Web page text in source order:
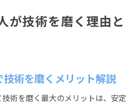
地域社会で評価される背景
で得られる職人の魅力
する職人の役割とは何か
で広がる職人の交流と成長
が技術を磨く理由と
術を磨くメリット解説
術を磨く最大のメリットは、安定